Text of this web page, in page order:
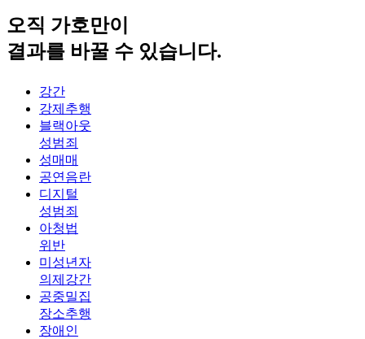
오직 가호만이
결과를 바꿀 수 있습니다.
강간
강제추행
블랙아웃
성범죄
성매매
공연음란
디지털
성범죄
아청법
위반
미성년자
의제강간
공중밀집
장소추행
장애인